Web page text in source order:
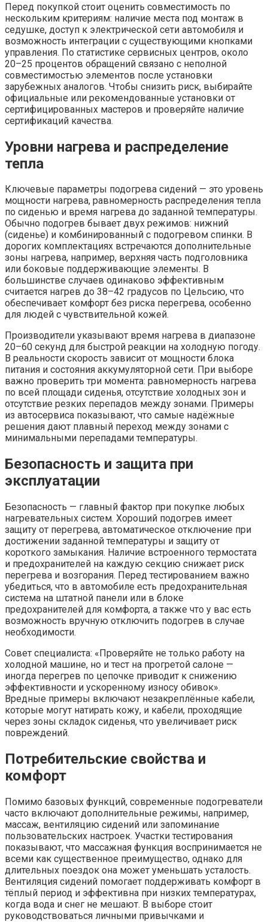
Перед покупкой стоит оценить совместимость по
нескольким критериям: наличие места под монтаж в
седушке, доступ к электрической сети автомобиля и
возможность интеграции с существующими кнопками
управления. По статистике сервисных центров, около
20–25 процентов обращений связано с неполной
совместимостью элементов после установки
зарубежных аналогов. Чтобы снизить риск, выбирайте
официальные или рекомендованные установки от
сертифицированных мастеров и проверяйте наличие
сертификаций качества.
Уровни нагрева и распределение
тепла
Ключевые параметры подогрева сидений — это уровень
мощности нагрева, равномерность распределения тепла
по сиденью и время нагрева до заданной температуры.
Обычно подогрев бывает двух режимов: нижний
(сиденье) и комбинированный с подогревом спинки. В
дорогих комплектациях встречаются дополнительные
зоны нагрева, например, верхняя часть подголовника
или боковые поддерживающие элементы. В
большинстве случаев одинаково эффективным
считается нагрев до 38–42 градусов по Цельсию, что
обеспечивает комфорт без риска перегрева, особенно
для людей с чувствительной кожей.
Производители указывают время нагрева в диапазоне
20–60 секунд для быстрой реакции на холодную погоду.
В реальности скорость зависит от мощности блока
питания и состояния аккумуляторной сети. При выборе
важно проверить три момента: равномерность нагрева
по всей площади сиденья, отсутствие холодных зон и
отсутствие резких перепадов между зонами. Примеры
из автосервиса показывают, что самые надёжные
решения дают плавный переход между зонами с
минимальными перепадами температуры.
Безопасность и защита при
эксплуатации
Безопасность — главный фактор при покупке любых
нагревательных систем. Хороший подогрев имеет
защиту от перегрева, автоматическое отключение при
достижении заданной температуры и защиту от
короткого замыкания. Наличие встроенного термостата
и предохранителей на каждую секцию снижает риск
перегрева и возгорания. Перед тестированием важно
убедиться, что в автомобиле есть предохранительная
система на штатной панели или в блоке
предохранителей для комфорта, а также что у вас есть
возможность вручную отключить подогрев в случае
необходимости.
Совет специалиста: «Проверяйте не только работу на
холодной машине, но и тест на прогретой салоне —
иногда перегрев по цепочке приводит к снижению
эффективности и ускоренному износу обивок».
Вредные примеры включают незакреплённые кабели,
которые могут натирать кожу, и кабели, проходящие
через зоны складок сиденья, что увеличивает риск
повреждений.
Потребительские свойства и
комфорт
Помимо базовых функций, современные подогреватели
часто включают дополнительные режимы, например,
массаж, вентиляцию сидений или запоминание
пользовательских настроек. Участки тестирования
показывают, что массажная функция воспринимается не
всеми как существенное преимущество, однако для
длительных поездок она может уменьшать усталость.
Вентиляция сидений помогает поддерживать комфорт в
тёплый период и эффективна при низких температурах,
когда вода и снег не мешают. В выборе стоит
руководствоваться личными привычками и